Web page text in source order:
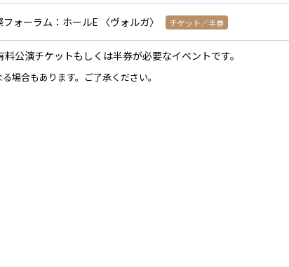
ォーラム：ホールE 〈ヴォルガ〉 チケット／半券
公演チケットもしくは半券が必要なイベントです。
場合もあります。ご了承ください。